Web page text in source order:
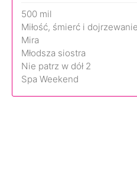
500 mil
Miłość, śmierć i
Mira
Młodsza siostra
Nie patrz w dół 2
Spa Weekend